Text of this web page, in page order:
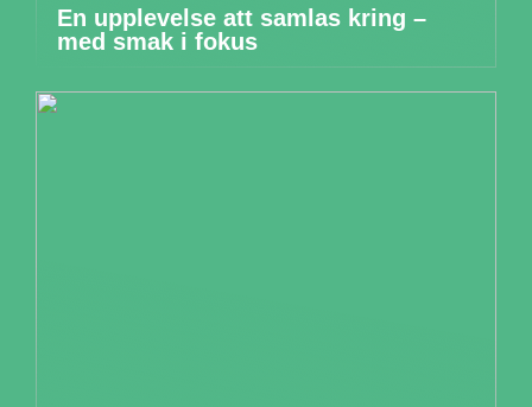
En upplevelse att samlas kring –
med smak i fokus